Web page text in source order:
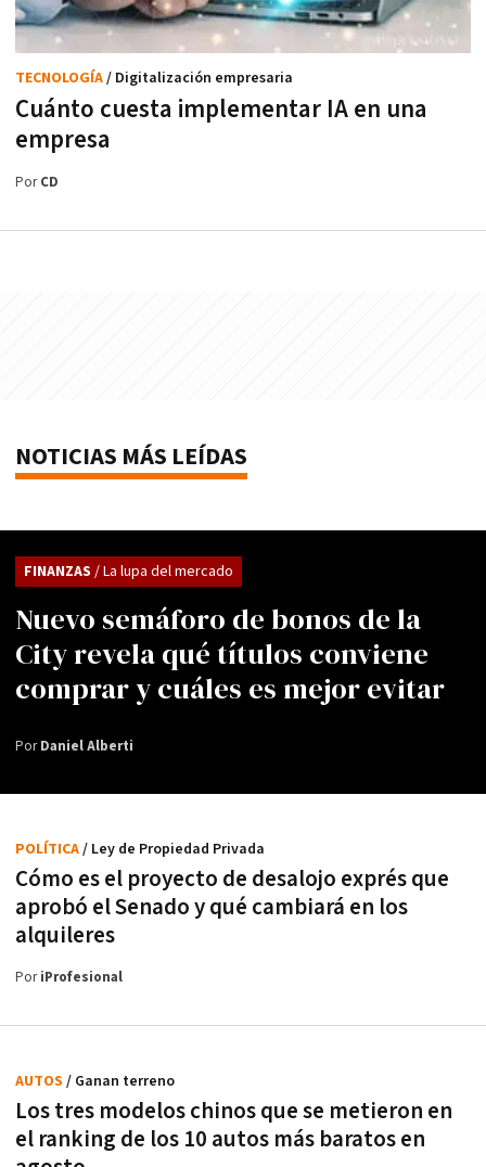
Cuánto cuesta implementar IA en una
empresa
TECNOLOGÍA/ Digitalización empresaria
PorCD
NOTICIAS MÁS LEÍDAS
Nuevo semáforo de bonos de la
City revela qué títulos conviene
comprar y cuáles es mejor evitar
FINANZAS / La lupa del mercado
PorDaniel Alberti
Cómo es el proyecto de desalojo exprés que
aprobó el Senado y qué cambiará en los
alquileres
POLÍTICA/ Ley de Propiedad Privada
PoriProfesional
Los tres modelos chinos que se metieron en
el ranking de los 10 autos más baratos en
AUTOS / Ganan terreno